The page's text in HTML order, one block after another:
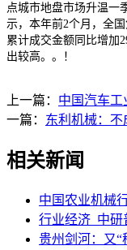
点城市地盘市场升温一
示，本年前2个月，全
累计成交金额同比增加
出较高。。！
上一篇： 中国汽车工
一篇： 东利机械：
相关新闻
中国农业机械
行业经济_中研
贵州剑河：又“